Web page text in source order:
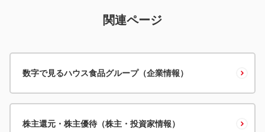
関連ページ
数字で見るハウス食品グループ（企業情報）
株主還元・株主優待（株主・投資家情報）